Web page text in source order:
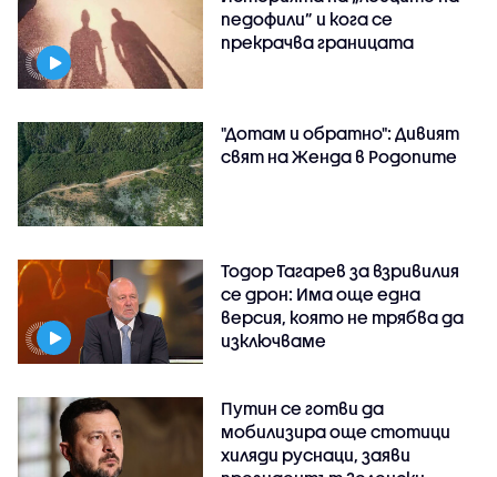
педофили” и кога се
прекрачва границата
"Дотам и обратно": Дивият
свят на Женда в Родопите
Тодор Тагарев за взривилия
се дрон: Има още една
версия, която не трябва да
изключваме
Путин се готви да
мобилизира още стотици
хиляди руснаци, заяви